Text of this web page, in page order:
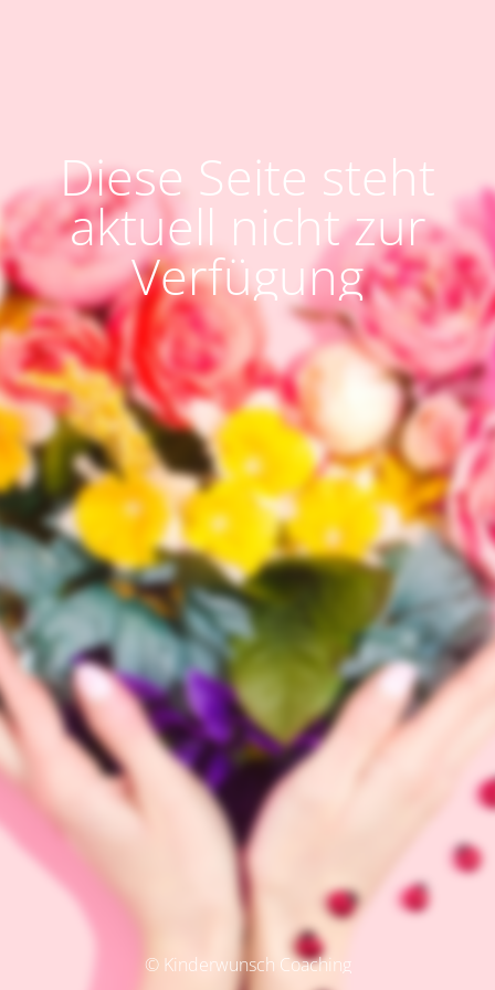
Diese Seite steht
aktuell nicht zur
Verfügung
© Kinderwunsch Coaching